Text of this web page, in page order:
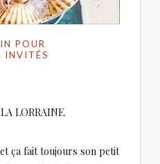
POUR
INVITÉS
LORRAINE.
ça fait toujours son petit